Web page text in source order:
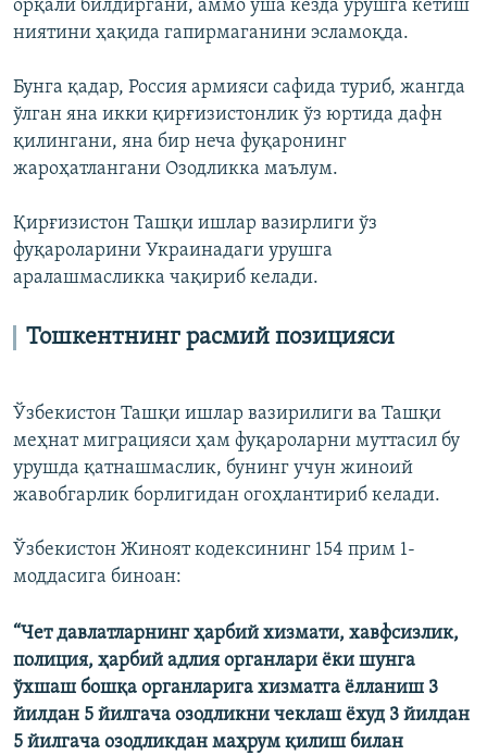
орқали билдиргани, аммо ўша кезда урушга кетиш
ниятини ҳақида гапирмаганини эсламоқда.
Бунга қадар, Россия армияси сафида туриб, жангда
ўлган яна икки қирғизистонлик ўз юртида дафн
қилингани, яна бир неча фуқаронинг
жароҳатлангани Озодликка маълум.
Қирғизистон Ташқи ишлар вазирлиги ўз
фуқароларини Украинадаги урушга
аралашмасликка чақириб келади.
Тошкентнинг расмий позицияси
Ўзбекистон Ташқи ишлар вазирилиги ва Ташқи
меҳнат миграцияси ҳам фуқароларни муттасил бу
урушда қатнашмаслик, бунинг учун жиноий
жавобгарлик борлигидан огоҳлантириб келади.
Ўзбекистон Жиноят кодексининг 154 прим 1-
моддасига биноан:
“Чет давлатларнинг ҳарбий хизмати, хавфсизлик,
полиция, ҳарбий адлия органлари ёки шунга
ўхшаш бошқа органларига хизматга ёлланиш 3
йилдан 5 йилгача озодликни чеклаш ёхуд 3 йилдан
5 йилгача озодликдан маҳрум қилиш билан